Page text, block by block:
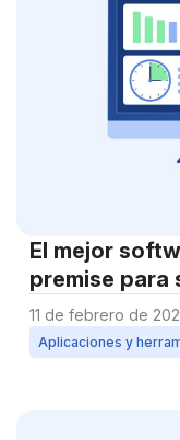
El mejor
premise para
11 de febrero de
Aplicaciones y